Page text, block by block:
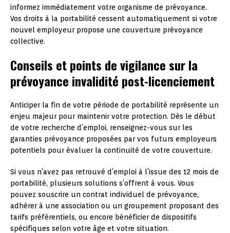
informez immédiatement votre organisme de prévoyance.
Vos droits à la portabilité cessent automatiquement si votre
nouvel employeur propose une couverture prévoyance
collective.
Conseils et points de vigilance sur la
prévoyance invalidité post-licenciement
Anticiper la fin de votre période de portabilité représente un
enjeu majeur pour maintenir votre protection. Dès le début
de votre recherche d’emploi, renseignez-vous sur les
garanties prévoyance proposées par vos futurs employeurs
potentiels pour évaluer la continuité de votre couverture.
Si vous n’avez pas retrouvé d’emploi à l’issue des 12 mois de
portabilité, plusieurs solutions s’offrent à vous. Vous
pouvez souscrire un contrat individuel de prévoyance,
adhérer à une association ou un groupement proposant des
tarifs préférentiels, ou encore bénéficier de dispositifs
spécifiques selon votre âge et votre situation.